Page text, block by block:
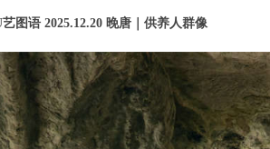
图语 2025.12.20 晚唐｜供养人群像